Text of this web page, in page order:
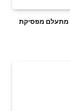
מתעלם מפסיקת